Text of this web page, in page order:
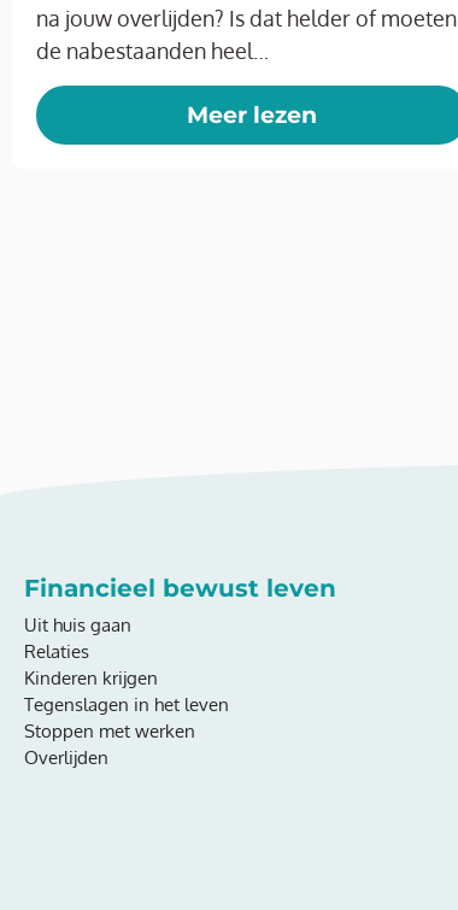
na jouw overlijden? Is dat helder of moeten
de nabestaanden heel…
Meer lezen
Financieel bewust leven
Uit huis gaan
Relaties
Kinderen krijgen
Tegenslagen in het leven
Stoppen met werken
Overlijden